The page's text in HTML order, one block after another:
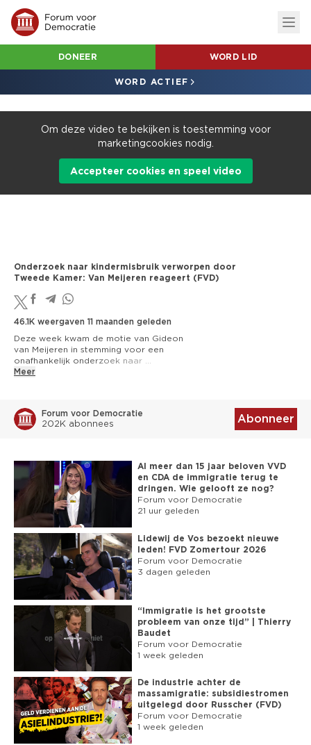
DONEER WORD LID
WORD ACTIEF
Om deze video te bekijken is toestemming voor
marketingcookies nodig.
Accepteer cookies en speel video
Onderzoek naar kindermisbruik verworpen door
Tweede Kamer: Van Meijeren reageert (FVD)
46.1K weergaven 11 maanden geleden
Deze week kwam de motie van Gideon
van Meijeren in stemming voor een
onafhankelijk onderzoek naar
georganiseerd sadistisch misbruik.
TEGEN. Daardoor komt er toch geen
onafhankelijk onderzoek: een klap in het
Behalve dat de PVV beloftes niet nakomt
en onbetrouwbaar blijkt, roept het een
belangrijke vraag op.
Waarom blokkeert Geert Wilders een
onafhankelijk onderzoek naar
georganiseerd sadistisch misbruik?
Word lid: https://fvd.nl/wordlid
► NIEUWSBRIEF: https://www.fvd.nl/nu
► TELEGRAM: https://t.me/FVDNL
► FACEBOOK:
https://facebook.com/forumvoordemocratie
► INSTAGRAM:
https://www.instagram.com/fvdnl/
https://twitter.com/fvdemocratie
► TIKTOK:
https://www.tiktok.com/@forumvdemocratie/
► BITCHUTE:
https://www.bitchute.com/channel/fvdnl
► GAB: https://gab.com/fvdnl
► WEBSITE: https://fvd.nl
Meer
Forum voor Democratie
202K abonnees
Abonneer
Al meer dan 15 jaar beloven VVD
en CDA de immigratie terug te
dringen. Wie gelooft ze nog?
Forum voor Democratie
21 uur geleden
Lidewij de Vos bezoekt nieuwe
leden! FVD Zomertour 2026
Forum voor Democratie
3 dagen geleden
“Immigratie is het grootste
probleem van onze tijd” | Thierry
Baudet
Forum voor Democratie
1 week geleden
De industrie achter de
massamigratie: subsidiestromen
uitgelegd door Russcher (FVD)
Forum voor Democratie
1 week geleden